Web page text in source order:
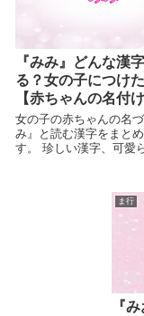
『みみ』どんな漢
る？女の子につけ
【赤ちゃんの名付け
女の子の赤ちゃんの名
み』と読む漢字をまと
す。 珍しい漢字、可愛らしい漢
ま行
『